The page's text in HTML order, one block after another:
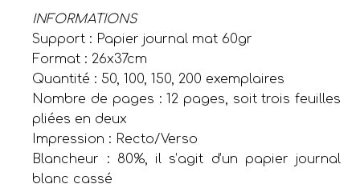
INFORMATIONS
Support : Papier journal mat 60gr
Format : 26x37cm
Quantité : 50, 100, 150, 200 exemplaires
Nombre de pages : 12 pages, soit trois feuilles
pliées en deux
Impression : Recto/Verso
Blancheur : 80%, il s’agit d’un papier journal
blanc cassé